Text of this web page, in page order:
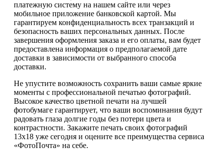
платежную систему на нашем сайте или через
мобильное приложение банковской картой. Мы
гарантируем конфиденциальность всех транзакций и
безопасность ваших персональных данных. После
завершения оформления заказа и его оплаты, вам будет
предоставлена информация о предполагаемой дате
доставки в зависимости от выбранного способа
доставки.
Не упустите возможность сохранить ваши самые яркие
моменты с профессиональной печатью фотографий.
Высокое качество цветной печати на лучшей
фотобумаге гарантирует, что ваши воспоминания будут
радовать глаза долгие годы без потери цвета и
контрастности. Закажите печать своих фотографий
13х18 уже сегодня и оцените все преимущества сервиса
«ФотоПочта» на себе.